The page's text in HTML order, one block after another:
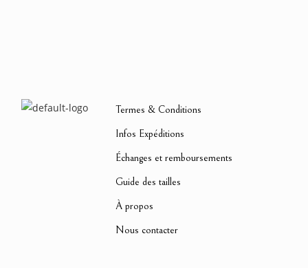
Termes & Conditions
Infos Expéditions
Échanges et remboursements
Guide des tailles
À propos
Nous contacter